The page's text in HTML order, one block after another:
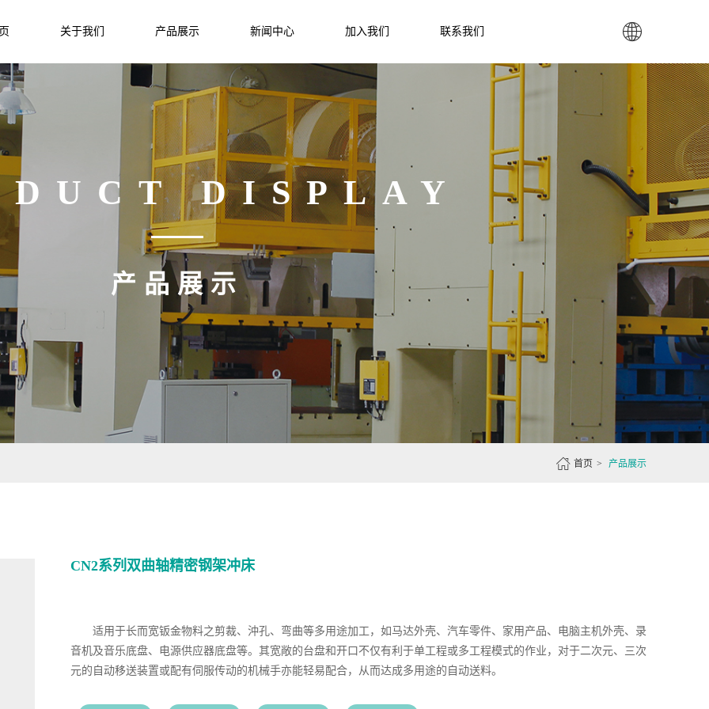
关于我们 产品展示 新闻中心 加入我们 联系我们 
DISPLAY
产品展示
 首页 > 产品展示
CN2系列双曲轴精密钢架冲床
适用于长而宽钣金物料之剪裁、沖孔、弯曲等多用途加工，如马达外壳、汽车零件、家用产品、电脑主机外壳、录
音机及音乐底盘、电源供应器底盘等。其宽敞的台盘和开口不仅有利于单工程或多工程模式的作业，对于二次元、三次
元的自动移送装置或配有伺服传动的机械手亦能轻易配合，从而达成多用途的自动送料。